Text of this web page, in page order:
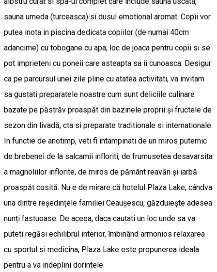
sauna umeda (turceasca) si dusul emotional aromat. Copii vor
putea inota in piscina dedicata copiilor (de numai 40cm
adancime) cu tobogane cu apa, loc de joaca pentru copii si se
pot imprieteni cu poneii care asteapta sa ii cunoasca. Desigur
ca pe parcursul unei zile pline cu atatea activitati, va invitam
sa gustati preparatele noastre cum sunt deliciile culinare
bazate pe păstrăv proaspăt din bazinele proprii și fructele de
sezon din livadă, cta si preparate traditionale si internationale.
In functie de anotimp, veti fi intampinati de un miros puternic
de brebenei de la salcamii infloriti, de frumusetea desavarsita
a magnoliilor inflorite, de miros de pământ reavăn și iarbă
proaspăt cosită. Nu e de mirare că hotelul Plaza Lake, cândva
una dintre reședințele familiei Ceaușescu, găzduiește adesea
nunți fastuoase. De aceea, daca cautati un loc unde sa va
puteti regăsi echilibrul interior, îmbinând armonios relaxarea
cu sportul si medicina, Plaza Lake este propunerea ideala
pentru a va indeplini dorintele.